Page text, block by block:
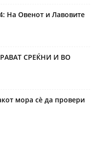
На Овенот и Лавовите
СРЕЌНИ И ВО
мора сè да провери